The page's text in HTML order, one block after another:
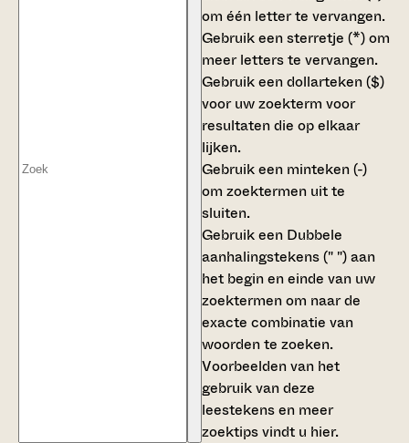
om één letter te vervangen.
Gebruik eensterretje (*)om
meer letters te vervangen.
Gebruik eendollarteken ($)
voor uw zoekterm voor
resultaten die op elkaar
lijken.
Gebruik een minteken (-)
om zoektermen uit te
sluiten.
Gebruik een Dubbele
aanhalingstekens (" ")aan
het begin en einde van uw
zoektermen om naar de
exacte combinatie van
woorden te zoeken.
Voorbeelden van het
gebruik van deze
leestekens en meer
zoektips vindt u hier.